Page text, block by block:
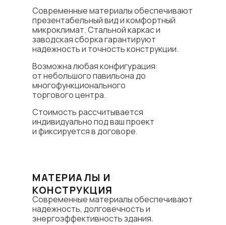
Современные материалы обеспечивают
презентабельный вид и комфортный
микроклимат. Стальной каркас и
заводская сборка гарантируют
надежность и точность конструкции.
Возможна любая конфигурация:
от небольшого павильона до
многофункционального
торгового центра.
Стоимость рассчитывается
индивидуально под ваш проект
и фиксируется в договоре.
МАТЕРИАЛЫ И
КОНСТРУКЦИЯ
Современные материалы обеспечивают
надежность, долговечность и
энергоэффективность здания.